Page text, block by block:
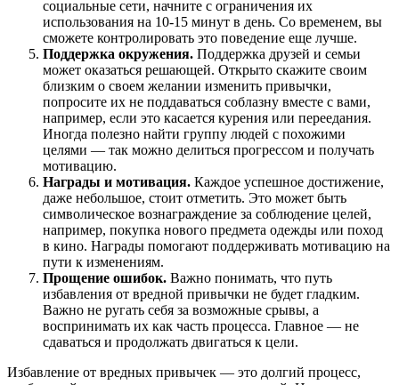
социальные сети, начните с ограничения их
использования на 10-15 минут в день. Со временем, вы
сможете контролировать это поведение еще лучше.
Поддержка окружения. Поддержка друзей и семьи
может оказаться решающей. Открыто скажите своим
близким о своем желании изменить привычки,
попросите их не поддаваться соблазну вместе с вами,
например, если это касается курения или переедания.
Иногда полезно найти группу людей с похожими
целями — так можно делиться прогрессом и получать
мотивацию.
Награды и мотивация. Каждое успешное достижение,
даже небольшое, стоит отметить. Это может быть
символическое вознаграждение за соблюдение целей,
например, покупка нового предмета одежды или поход
в кино. Награды помогают поддерживать мотивацию на
пути к изменениям.
Прощение ошибок. Важно понимать, что путь
избавления от вредной привычки не будет гладким.
Важно не ругать себя за возможные срывы, а
воспринимать их как часть процесса. Главное — не
сдаваться и продолжать двигаться к цели.
Избавление от вредных привычек — это долгий процесс,